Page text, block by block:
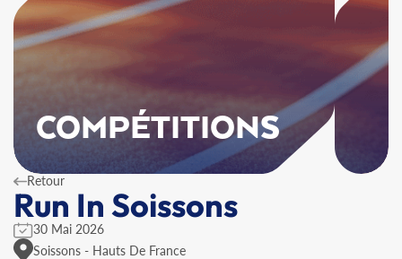
COMPÉTITIONS
Retour
Run In Soissons
30 Mai 2026
Soissons - Hauts De France